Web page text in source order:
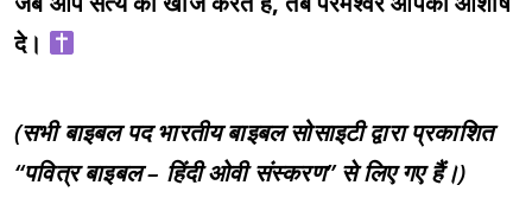
दे।
(सभी बाइबल पद भारतीय बाइबल सोसाइटी द्वारा प्रकाशित
“पवित्र बाइबल – हिंदी ओवी संस्करण” से लिए गए हैं।)